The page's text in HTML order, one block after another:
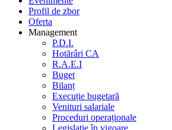
Profil de zbor
Oferta
Management
P.D.I.
Hotărâri CA
R.A.E.I
Buget
Bilanț
Execuție bugetară
Venituri salariale
Proceduri operaționale